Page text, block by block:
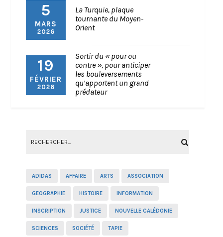
5
MARS
2026
La Turquie, plaque
tournante du Moyen-
Orient
19
FÉVRIER
2026
Sortir du « pour ou
contre », pour anticiper
les bouleversements
qu’apportent un grand
prédateur
ADIDAS AFFAIRE ARTS ASSOCIATION
GEOGRAPHIE HISTOIRE INFORMATION
INSCRIPTION JUSTICE NOUVELLE CALÉDONIE
SCIENCES SOCIÉTÉ TAPIE